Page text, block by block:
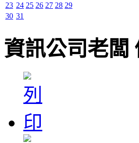
23 24 25 26 27 28 29
30 31
資訊公司老闆